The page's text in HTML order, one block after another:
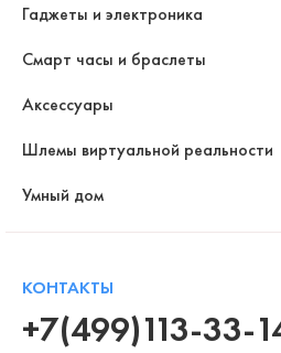
Гаджеты и электроника
Смарт часы и браслеты
Аксессуары
Шлемы виртуальной реальности
Умный дом
КОНТАКТЫ
+7(499)113-33-